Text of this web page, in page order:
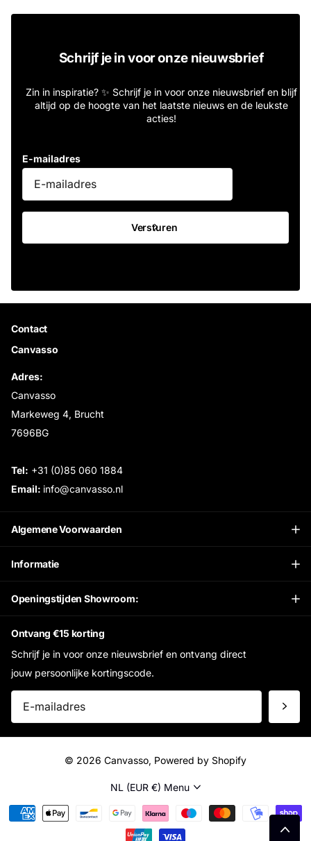
Schrijf je in voor onze nieuwsbrief
Zin in inspiratie? ✨ Schrijf je in voor onze nieuwsbrief en blijf
altijd op de hoogte van het laatste nieuws en de leukste
acties!
E-mailadres
Versturen
Algemene Voorwaarden
Informatie
Openingstijden Showroom:
Contact
Canvasso
Adres:
Canvasso
Markeweg 4, Brucht
7696BG
Tel: +31 (0)85 060 1884
Email: info@canvasso.nl
Ontvang €15 korting
Schrijf je in voor onze nieuwsbrief en ontvang direct
jouw persoonlijke kortingscode.
© 2026 Canvasso, Powered by Shopify
NL (EUR €) Menu